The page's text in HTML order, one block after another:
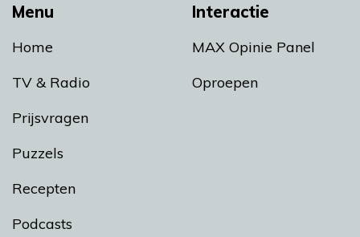
Menu
Home
TV & Radio
Prijsvragen
Puzzels
Recepten
Podcasts
Interactie
MAX Opinie Panel
Oproepen